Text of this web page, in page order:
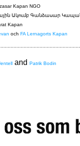
Kapan NGO
Ակումբ Գանձասար
Kapan
och FA Lernagorts Kapan
and Patrik Bodin